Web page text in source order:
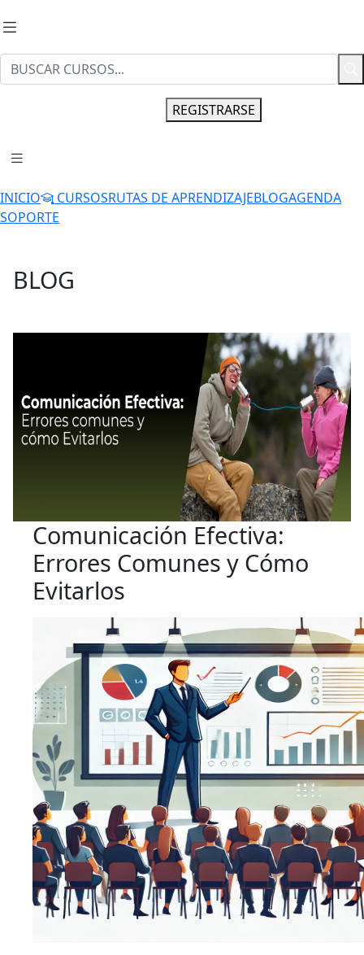
REGISTRARSE
INICIO CURSOSRUTAS DE APRENDIZAJEBLOGAGENDA
SOPORTE
BLOG
Comunicación Efectiva:
Errores Comunes y Cómo
Evitarlos